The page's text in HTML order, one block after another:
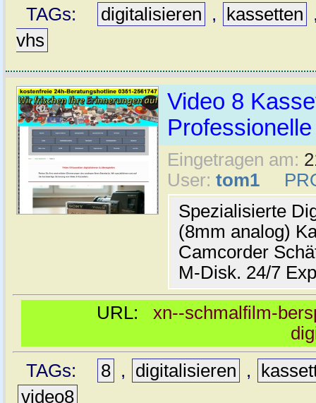
TAGs: digitalisieren , kassetten
vhs
Video 8
Eingetragen am:
User: tom1
Spezialisierte
(8mm analog)
Camcorder
M-Disk. 24/7
URL: xn--schmalfilm-
TAGs:
8 , digitalisieren ,
video8